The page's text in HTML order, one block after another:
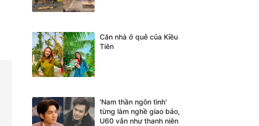
Căn nhà ở quê của Kiều
Tiên
'Nam thần ngôn tình'
từng làm nghề giao báo,
U60 vẫn như thanh niên